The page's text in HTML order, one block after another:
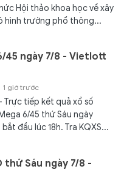
Hội thảo khoa học về xây
hình trường phổ thông...
45 ngày 7/8 - Vietlott
1 giờ trước
Trực tiếp kết quả xổ số
6/45 thứ Sáu ngày
đầu lúc 18h. Tra KQXS...
Sáu ngày 7/8 -